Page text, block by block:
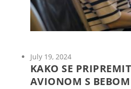
July 19, 2024
KAKO SE
AVIONOM S BEBOM